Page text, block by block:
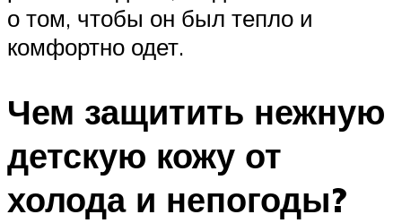
о том, чтобы он был тепло и
комфортно одет.
Чем защитить нежную
детскую кожу от
холода и непогоды?